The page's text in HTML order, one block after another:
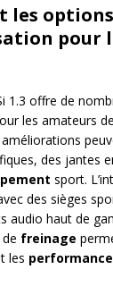
les
pour
1.3 offre de
les amateurs
des jantes
sport.
des sièges
audio haut de
freinage
les